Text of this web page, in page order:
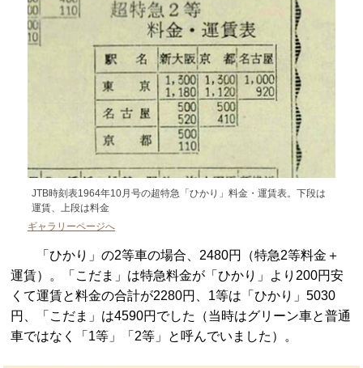
JTB時刻表1964年10月号の超特急「ひかり」料金・運賃表。下段は
運賃、上段は料金
ギャラリーページへ
「ひかり」の2等車の場合、2480円（特急2等料金＋
運賃）。「こだま」は特急料金が「ひかり」より200円安
くて運賃と料金の合計が2280円、1等は「ひかり」5030
円、「こだま」は4590円でした（当時はグリーン車と普通
車ではなく「1等」「2等」と呼んでいました）。